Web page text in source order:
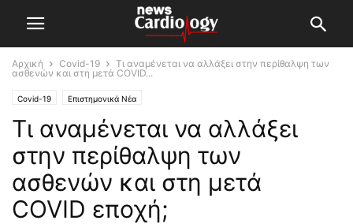
Αρχική Covid-19
Τι αναμένεται να αλλάξει στην περίθαλψη των
ασθενών και στη μετά COVID...
Covid-19 Επιστημονικά Νέα
Τι αναμένεται να αλλάξει
στην περίθαλψη των
ασθενών και στη μετά
COVID εποχή;